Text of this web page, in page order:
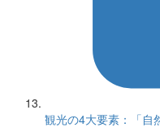
観光の4大要素：「自